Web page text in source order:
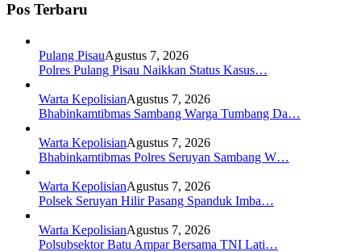
Pos Terbaru
Pulang PisauAgustus 7, 2026
Polres Pulang Pisau Naikkan Status Kasus…
Warta KepolisianAgustus 7, 2026
Bhabinkamtibmas Sambang Warga Tumbang Da…
Warta KepolisianAgustus 7, 2026
Bhabinkamtibmas Polres Seruyan Sambang W…
Warta KepolisianAgustus 7, 2026
Polsek Seruyan Hilir Pasang Spanduk Imba…
Warta KepolisianAgustus 7, 2026
Polsubsektor Batu Ampar Bersama TNI Lati…